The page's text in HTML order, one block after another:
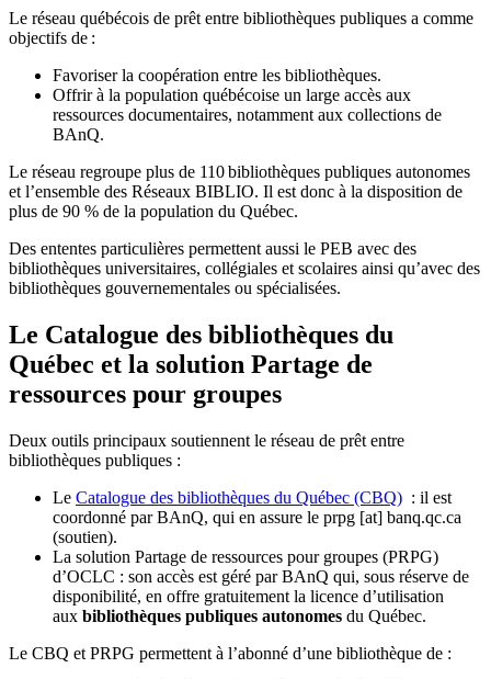
Le réseau québécois de prêt entre bibliothèques publiques a comme
objectifs de :
Favoriser la coopération entre les bibliothèques.
Offrir à la population québécoise un large accès aux
ressources documentaires, notamment aux collections de
BAnQ.
Le réseau regroupe plus de 110bibliothèques publiques autonomes
et l’ensemble des Réseaux BIBLIO. Il est donc à la disposition de
plus de 90 % de la population du Québec.
Des ententes particulières permettent aussi le PEB avec des
bibliothèques universitaires, collégiales et scolaires ainsi qu’avec des
bibliothèques gouvernementales ou spécialisées.
Le Catalogue des bibliothèques du
Québec et la solution Partage de
ressources pour groupes
Deux outils principaux soutiennent le réseau de prêt entre
bibliothèques publiques :
Le Catalogue des bibliothèques du Québec (CBQ) : il est
coordonné par BAnQ, qui en assure le prpg [at] banq.qc.ca
(soutien).
La solution Partage de ressources pour groupes (PRPG)
d’OCLC : son accès est géré par BAnQ qui, sous réserve de
disponibilité, en offre gratuitement la licence d’utilisation
aux bibliothèques publiques autonomes du Québec.
Le CBQ et PRPG permettent à l’abonné d’une bibliothèque de :